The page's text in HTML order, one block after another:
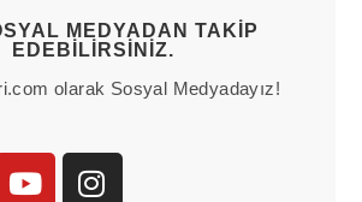
MEDYADAN TAKIP
EDEBILIRSINIZ.
olarak Sosyal Medyadayız!